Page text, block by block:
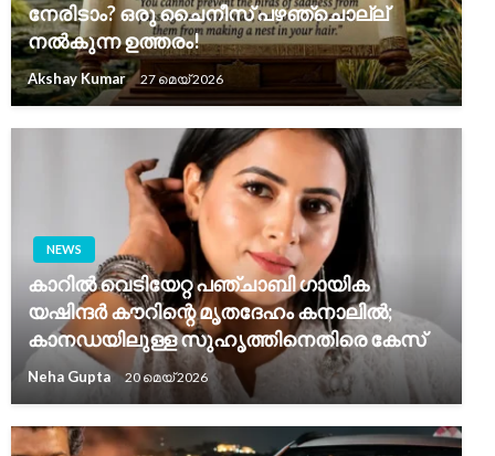
നേരിടാം? ഒരു ചൈനീസ് പഴഞ്ചൊല്ല്
നൽകുന്ന ഉത്തരം!
Akshay Kumar 27 മെയ്‌ 2026
NEWS
കാറിൽ വെടിയേറ്റ പഞ്ചാബി ഗായിക
യഷിന്ദർ കൗറിന്റെ മൃതദേഹം കനാലിൽ;
കാനഡയിലുള്ള സുഹൃത്തിനെതിരെ കേസ്
Neha Gupta 20 മെയ്‌ 2026